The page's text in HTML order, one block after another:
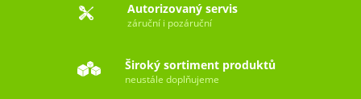
Autorizovaný servis
záruční i pozáruční
Široký sortiment produktů
neustále doplňujeme